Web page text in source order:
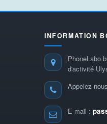
INFORMATION
PhoneLabo
d'activité
Appelez-nous
E-mail :